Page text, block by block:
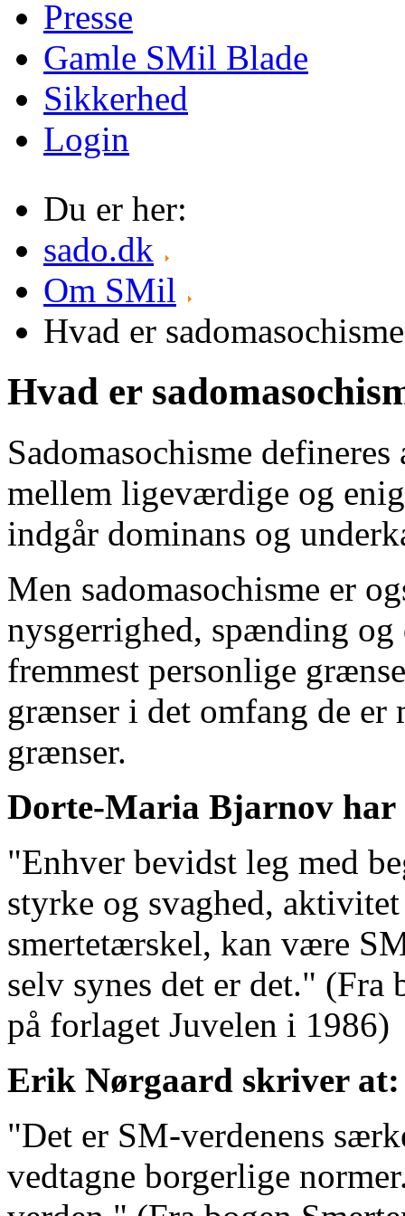
Presse
Gamle SMil Blade
Sikkerhed
Login
Du er her:
sado.dk
Om SMil
Hvad er
Hvad er
Sadomasochisme
mellem ligeværdige og
indgår dominans og
Men sadomasochisme er
nysgerrighed, spænding
fremmest personlige
grænser i det omfang de er
grænser.
Dorte-Maria Bjarnov har
"Enhver bevidst leg med
styrke og svaghed,
smertetærskel, kan være
selv synes det er det."
på forlaget Juvelen i 1986)
Erik Nørgaard skriver at:
"Det er SM-verdenens
vedtagne borgerlige